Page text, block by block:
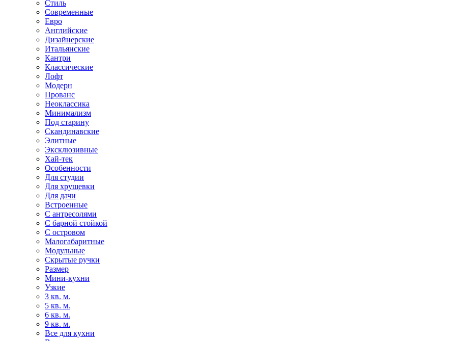
Стиль
Современные
Евро
Английские
Дизайнерские
Итальянские
Кантри
Классические
Лофт
Модерн
Прованс
Неоклассика
Минимализм
Под старину
Скандинавские
Элитные
Эксклюзивные
Хай-тек
Особенности
Для студии
Для хрущевки
Для дачи
Встроенные
С антресолями
С барной стойкой
С островом
Малогабаритные
Модульные
Скрытые ручки
Размер
Мини-кухни
Узкие
3 кв. м.
5 кв. м.
6 кв. м.
9 кв. м.
Все для кухни